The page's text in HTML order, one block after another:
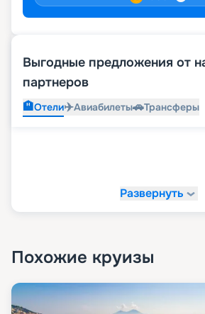
Выгодные предложения от
партнеров
🏨Отели✈️Авиабилеты🚗Трансферы
Развернуть
Похожие круизы